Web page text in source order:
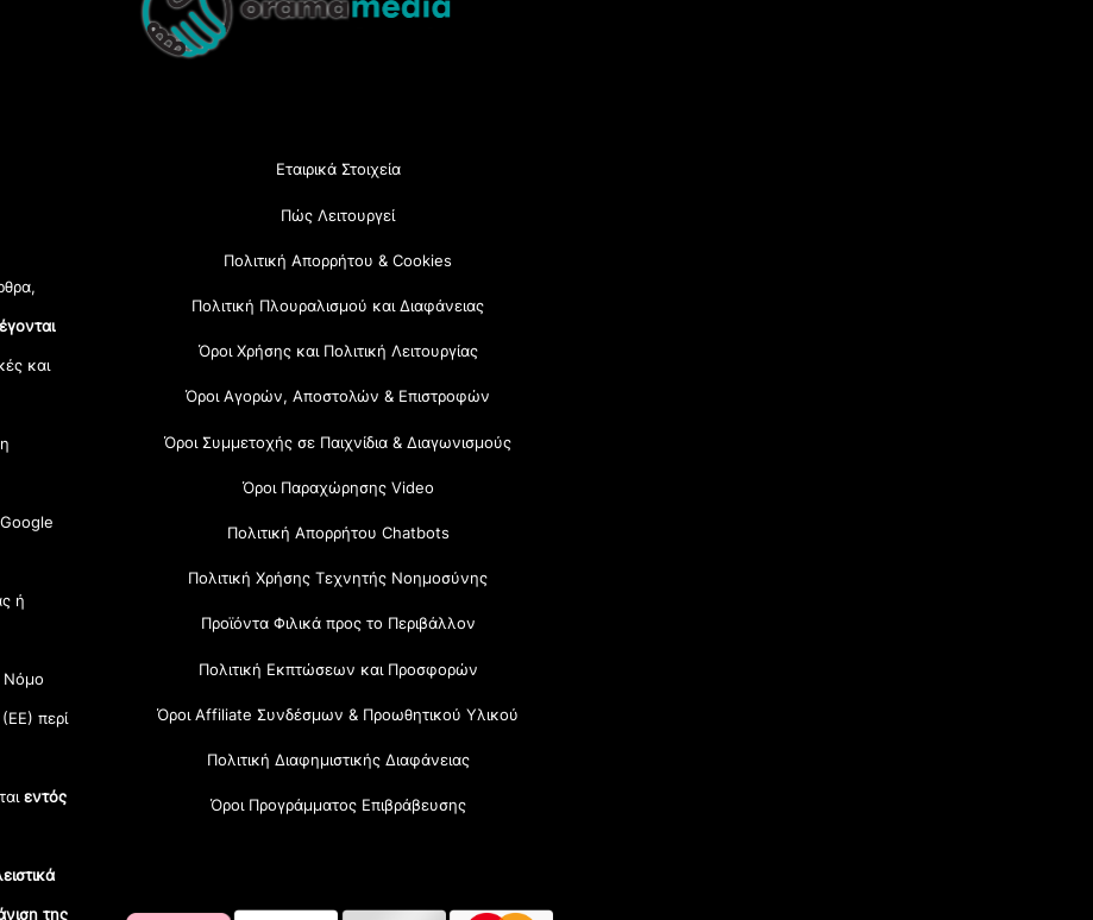
Top
και
ή
Νόμο
περί
εντός
της
Εταιρικά Στοιχεία
Πώς Λειτουργεί
Πολιτική Απορρήτου & Cookies
Πολιτική Πλουραλισμού και Διαφάνειας
Όροι Χρήσης και Πολιτική Λειτουργίας
Όροι Αγορών, Αποστολών & Επιστροφών
Όροι Συμμετοχής σε Παιχνίδια & Διαγωνισμούς
Όροι Παραχώρησης Video
Πολιτική Απορρήτου Chatbots
Πολιτική Χρήσης Τεχνητής Νοημοσύνης
Προϊόντα Φιλικά προς το Περιβάλλον
Πολιτική Εκπτώσεων και Προσφορών
Όροι Affiliate Συνδέσμων & Προωθητικού Υλικού
Πολιτική Διαφημιστικής Διαφάνειας
Όροι Προγράμματος Επιβράβευσης